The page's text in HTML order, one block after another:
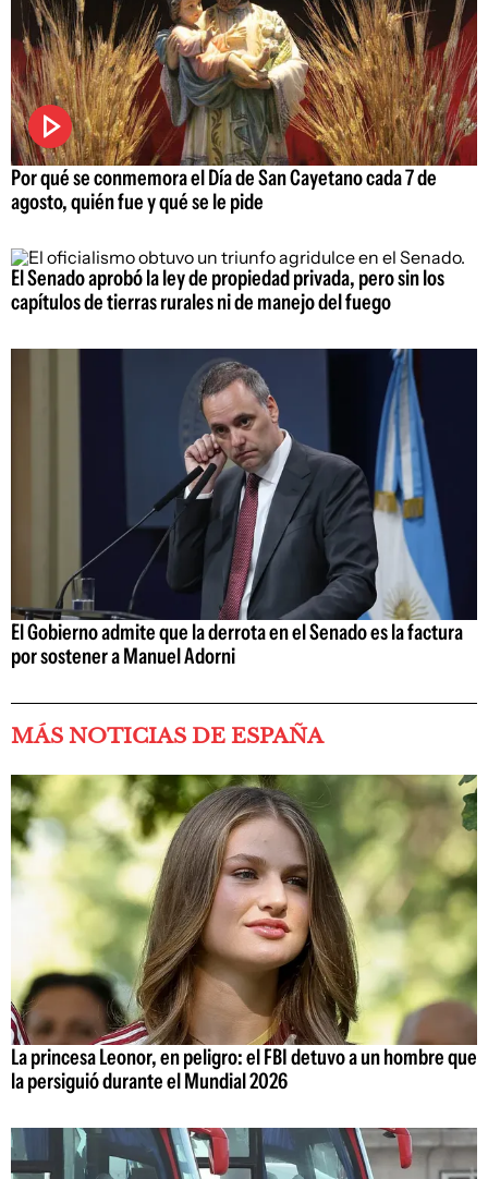
Por qué se conmemora el Día de San Cayetano cada 7 de
agosto, quién fue y qué se le pide
El Senado aprobó la ley de propiedad privada, pero sin los
capítulos de tierras rurales ni de manejo del fuego
El Gobierno admite que la derrota en el Senado es la factura
por sostener a Manuel Adorni
MÁS NOTICIAS DE ESPAÑA
La princesa Leonor, en peligro: el FBI detuvo a un hombre que
la persiguió durante el Mundial 2026